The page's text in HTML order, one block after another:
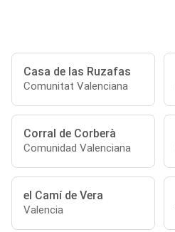
Casa de las Ruzafas
Comunitat Valenciana
Corral de Corberà
Comunidad Valenciana
el Camí de Vera
Valencia